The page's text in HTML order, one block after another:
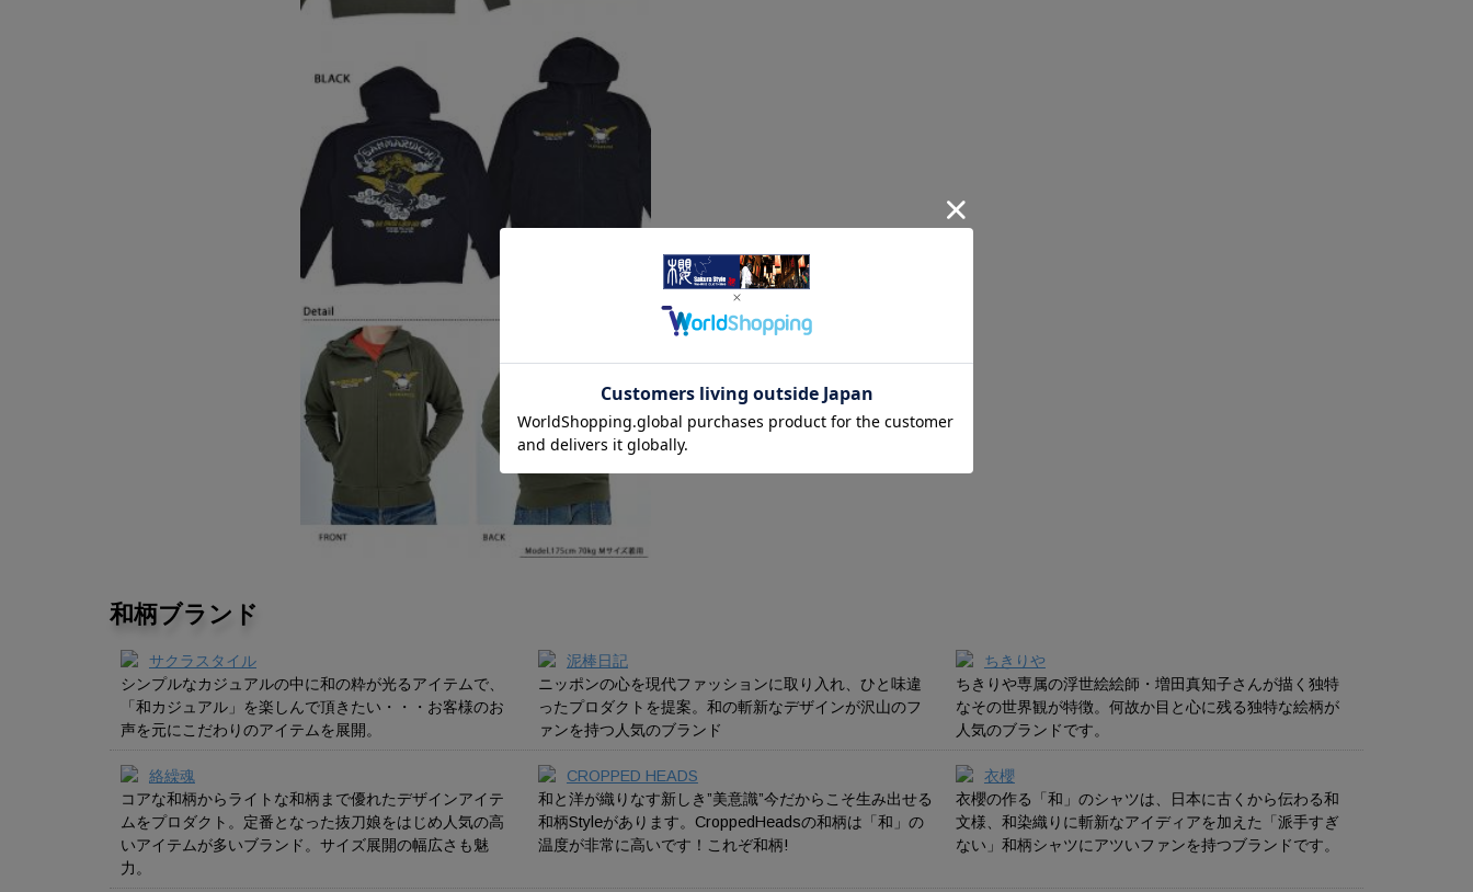
和柄ブランド
サクラスタイル
シンプルなカジュアルの中に和の粋が光るアイテムで、
「和カジュアル」を楽しんで頂きたい・・・お客様のお
声を元にこだわりのアイテムを展開。
泥棒日記
ニッポンの心を現代ファッションに取り入れ、ひと味違
ったプロダクトを提案。和の斬新なデザインが沢山のフ
ァンを持つ人気のブランド
ちきりや
ちきりや専属の浮世絵絵師・増田真知子さんが描く独特
なその世界観が特徴。何故か目と心に残る独特な絵柄が
人気のブランドです。
絡繰魂
コアな和柄からライトな和柄まで優れたデザインアイテ
ムをプロダクト。定番となった抜刀娘をはじめ人気の高
いアイテムが多いブランド。サイズ展開の幅広さも魅
力。
CROPPED HEADS
和と洋が織りなす新しき”美意識”今だからこそ生み出せる
和柄Styleがあります。CroppedHeadsの和柄は「和」の
温度が非常に高いです！これぞ和柄!
衣櫻
衣櫻の作る「和」のシャツは、日本に古くから伝わる和
文様、和染織りに斬新なアイディアを加えた「派手すぎ
ない」和柄シャツにアツいファンを持つブランドです。